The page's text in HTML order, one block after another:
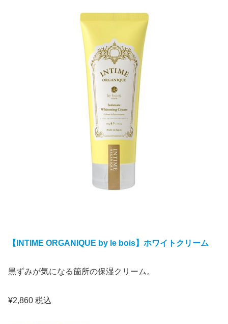
【INTIME ORGANIQUE by le bois】ホワイトクリーム
黒ずみが気になる箇所の保湿クリーム。
¥2,860 税込